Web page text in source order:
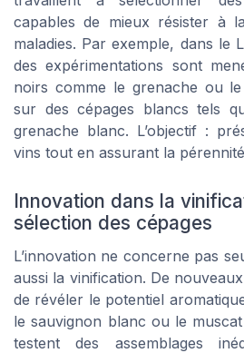
capables de mieux résister à
maladies. Par exemple, dans le
des expérimentations sont
noirs comme le grenache ou
sur des cépages blancs tels
grenache blanc. L’objectif :
vins tout en assurant la
Innovation dans la
sélection des cépages
L’innovation ne concerne pas
aussi la vinification. De
de révéler le potentiel
le sauvignon blanc ou le
testent des assemblages